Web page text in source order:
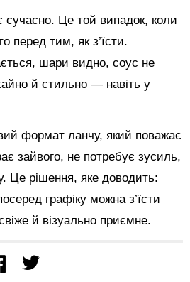
сучасно. Це той випадок, коли
перед тим, як з’їсти.
шари видно, соус не
й стильно — навіть у
формат ланчу, який поважає
зайвого, не потребує зусиль,
Це рішення, яке доводить:
графіку можна з’їсти
й візуально приємне.